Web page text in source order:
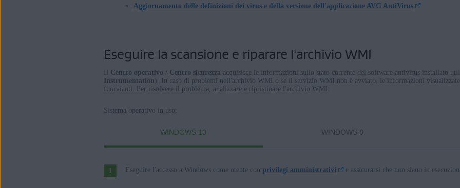
Aggiornamento delle definizioni dei virus e della versione dell'applicazione AVG AntiVirus
Eseguire la scansione e riparare l'archivio WMI
Centro operativo Centro sicurezza acquisisce le informazioni sullo stato corrente del software antivirus installato
Instrumentation ). In caso di problemi nell'archivio WMI o se il servizio WMI non è avviato, le informazioni
fuorvianti. Per risolvere il problema, analizzare e ripristinare l'archivio WMI:
Sistema operativo in uso:
WINDOWS 10 WINDOWS 8
Eseguire l'accesso a Windows come utente con privilegi amministrativi e assicurarsi che non siano in